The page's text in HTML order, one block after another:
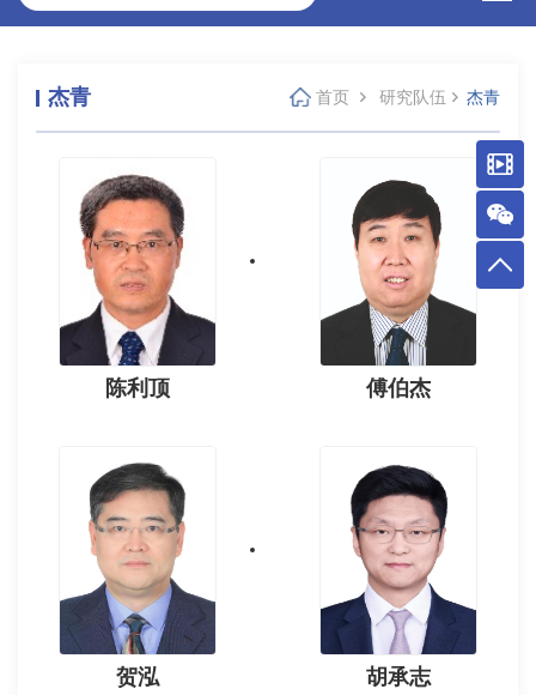
杰青 首页 研究队伍 杰青
陈利顶 傅伯杰
贺泓 胡承志